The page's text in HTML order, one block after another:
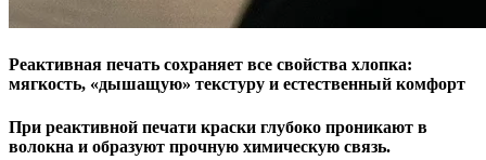
Реактивная печать сохраняет все свойства хлопка:
мягкость, «дышащую» текстуру и естественный комфорт
При реактивной печати краски глубоко проникают в
волокна и образуют прочную химическую связь.